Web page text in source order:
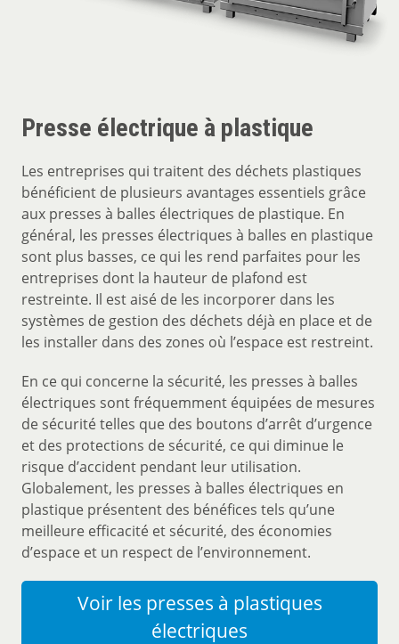
Presse électrique à plastique
Les entreprises qui traitent des déchets plastiques
bénéficient de plusieurs avantages essentiels grâce
aux presses à balles électriques de plastique. En
général, les presses électriques à balles en plastique
sont plus basses, ce qui les rend parfaites pour les
entreprises dont la hauteur de plafond est
restreinte. Il est aisé de les incorporer dans les
systèmes de gestion des déchets déjà en place et de
les installer dans des zones où l’espace est restreint.
En ce qui concerne la sécurité, les presses à balles
électriques sont fréquemment équipées de mesures
de sécurité telles que des boutons d’arrêt d’urgence
et des protections de sécurité, ce qui diminue le
risque d’accident pendant leur utilisation.
Globalement, les presses à balles électriques en
plastique présentent des bénéfices tels qu’une
meilleure efficacité et sécurité, des économies
d’espace et un respect de l’environnement.
Voir les presses à plastiques
électriques